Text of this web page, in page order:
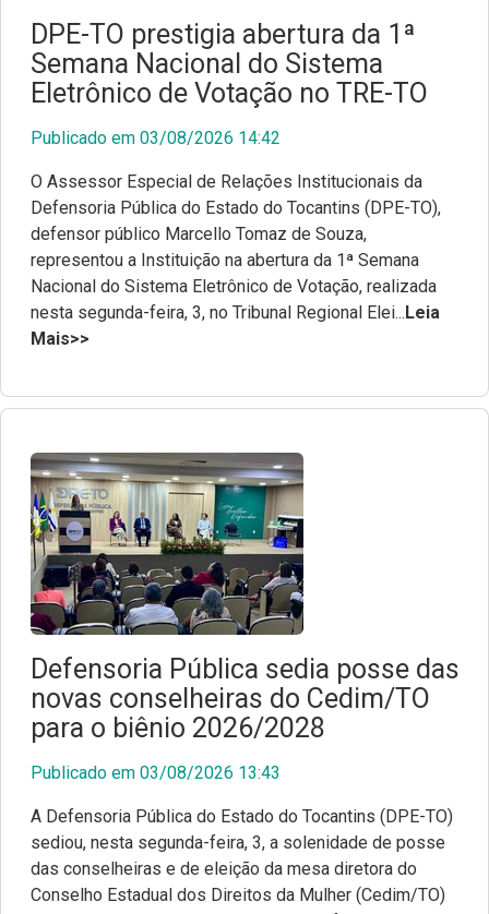
DPE-TO prestigia abertura da 1ª
Semana Nacional do Sistema
Eletrônico de Votação no TRE-TO
Publicado em 03/08/2026 14:42
O Assessor Especial de Relações Institucionais da
Defensoria Pública do Estado do Tocantins (DPE-TO),
defensor público Marcello Tomaz de Souza,
representou a Instituição na abertura da 1ª Semana
Nacional do Sistema Eletrônico de Votação, realizada
nesta segunda-feira, 3, no Tribunal Regional Elei...Leia
Mais>>
Defensoria Pública sedia posse das
novas conselheiras do Cedim/TO
para o biênio 2026/2028
Publicado em 03/08/2026 13:43
A Defensoria Pública do Estado do Tocantins (DPE-TO)
sediou, nesta segunda-feira, 3, a solenidade de posse
das conselheiras e de eleição da mesa diretora do
Conselho Estadual dos Direitos da Mulher (Cedim/TO)